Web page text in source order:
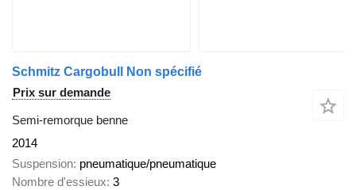
Schmitz Cargobull Non spécifié
Prix sur demande
Semi-remorque benne
2014
Suspension pneumatique/pneumatique
Nombre d'essieux 3